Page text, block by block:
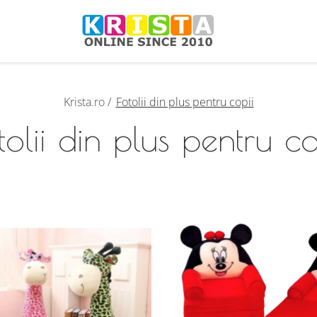
Krista.ro / Fotolii din plus pentru copii
din plus pentru